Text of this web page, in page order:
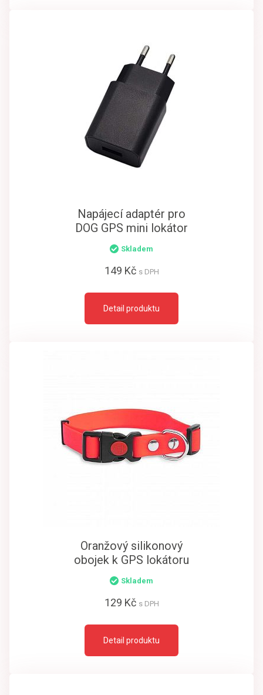
Napájecí adaptér pro
DOG GPS mini lokátor
Skladem
149 Kč s DPH
Detail produktu
Oranžový silikonový
obojek k GPS lokátoru
Skladem
129 Kč s DPH
Detail produktu